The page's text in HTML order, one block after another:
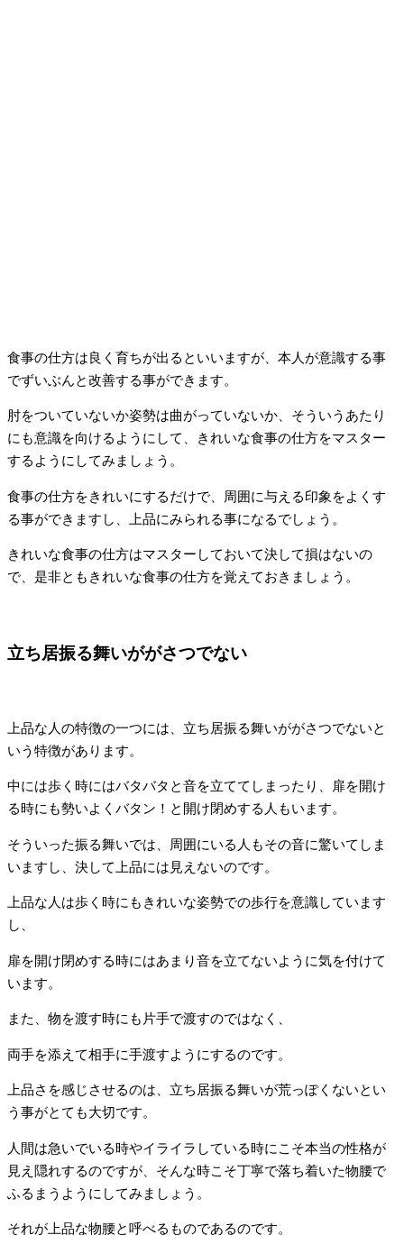
食事の仕方は良く育ちが出るといいますが、本人が意識する事
でずいぶんと改善する事ができます。
肘をついていないか姿勢は曲がっていないか、そういうあたり
にも意識を向けるようにして、きれいな食事の仕方をマスター
するようにしてみましょう。
食事の仕方をきれいにするだけで、周囲に与える印象をよくす
る事ができますし、上品にみられる事になるでしょう。
きれいな食事の仕方はマスターしておいて決して損はないの
で、是非ともきれいな食事の仕方を覚えておきましょう。
立ち居振る舞いががさつでない
上品な人の特徴の一つには、立ち居振る舞いががさつでないと
いう特徴があります。
中には歩く時にはバタバタと音を立ててしまったり、扉を開け
る時にも勢いよくバタン！と開け閉めする人もいます。
そういった振る舞いでは、周囲にいる人もその音に驚いてしま
いますし、決して上品には見えないのです。
上品な人は歩く時にもきれいな姿勢での歩行を意識しています
し、
扉を開け閉めする時にはあまり音を立てないように気を付けて
います。
また、物を渡す時にも片手で渡すのではなく、
両手を添えて相手に手渡すようにするのです。
上品さを感じさせるのは、立ち居振る舞いが荒っぽくないとい
う事がとても大切です。
人間は急いでいる時やイライラしている時にこそ本当の性格が
見え隠れするのですが、そんな時こそ丁寧で落ち着いた物腰で
ふるまうようにしてみましょう。
それが上品な物腰と呼べるものであるのです。